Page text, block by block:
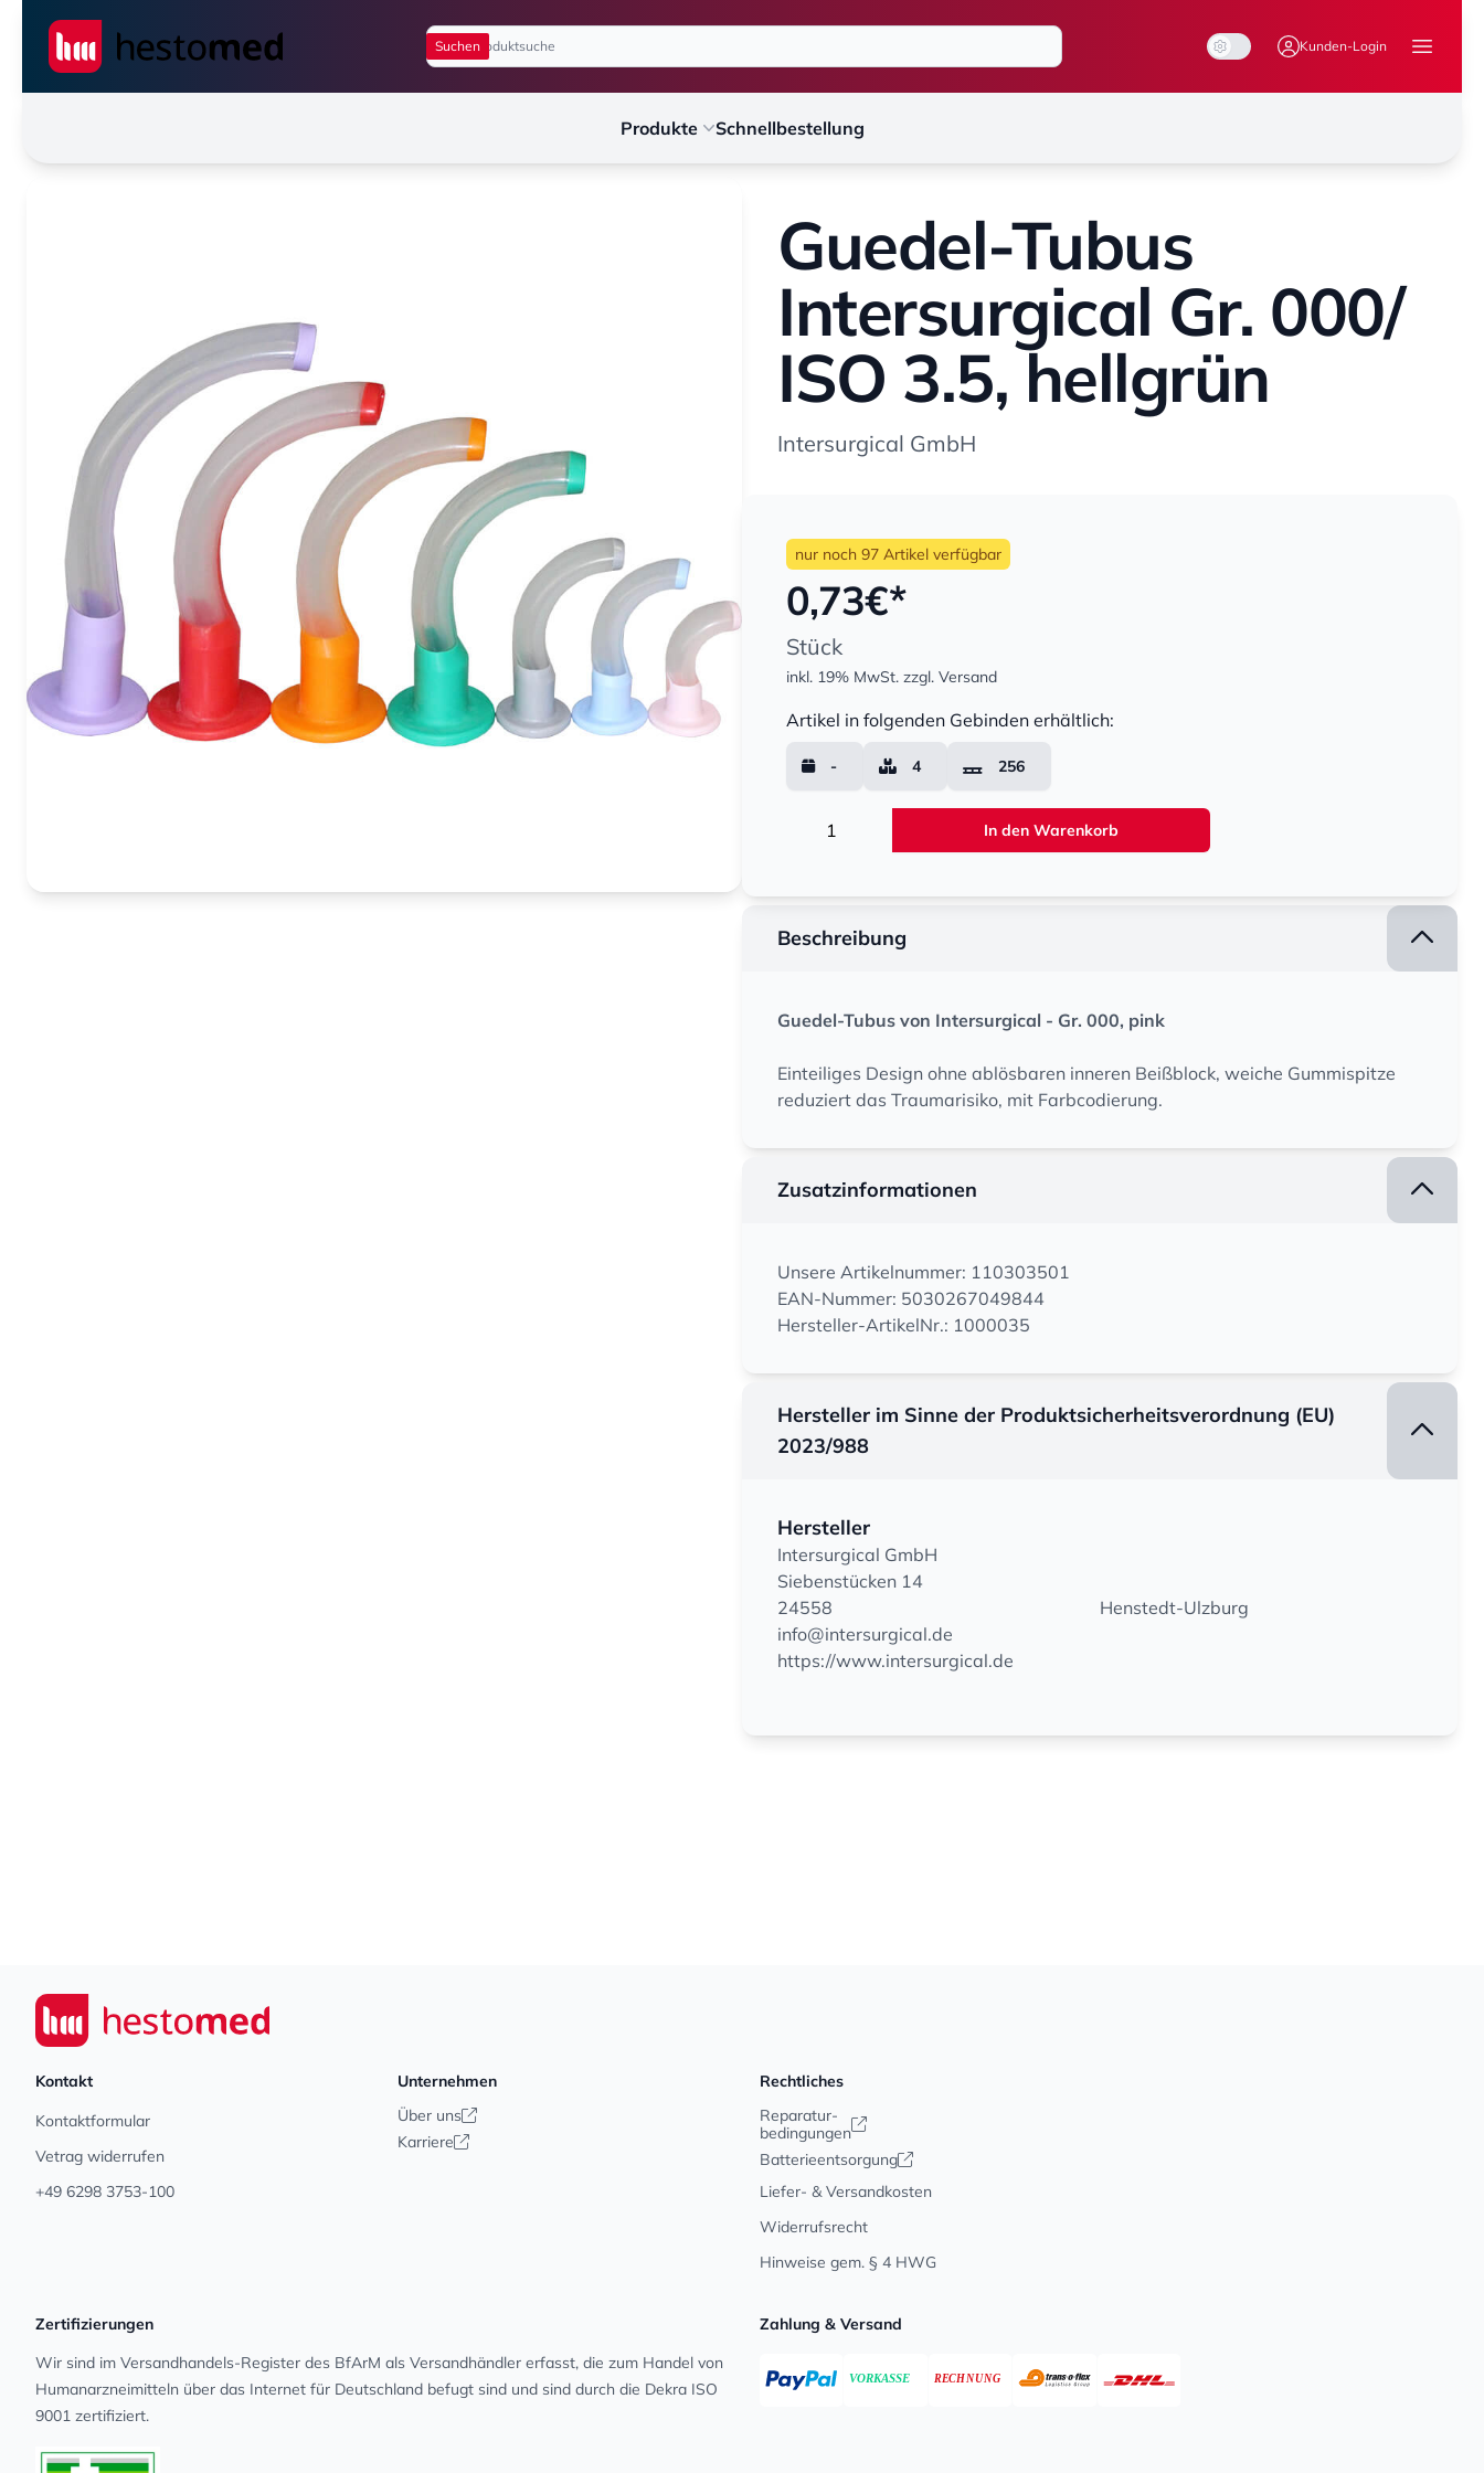
Seiwert GmbH
System Mode
Light Mode
Dark Mode Kunden-Login
Menü
Produkte Schnellbestellung
Guedel-Tubus
Intersurgical Gr. 000/
ISO 3.5, hellgrün
Intersurgical GmbH
nur noch 97 Artikel verfügbar
0,73€*
Stück
inkl. 19% MwSt. zzgl. Versand
Artikel in folgenden Gebinden erhältlich:
- 4 256
In den Warenkorb
Beschreibung
Guedel-Tubus von Intersurgical - Gr. 000, pink
Einteiliges Design ohne ablösbaren inneren Beißblock, weiche Gummispitze
reduziert das Traumarisiko, mit Farbcodierung.
Zusatzinformationen
Unsere Artikelnummer: 110303501
EAN-Nummer: 5030267049844
Hersteller-ArtikelNr.: 1000035
Hersteller im Sinne der Produktsicherheitsverordnung (EU)
2023/988
Hersteller
Intersurgical GmbH
Siebenstücken 14
24558
Henstedt-Ulzburg
info@intersurgical.de
https://www.intersurgical.de
Seiwert GmbH
Kontakt
Kontaktformular
Vetrag widerrufen
+49 6298 3753-100
Unternehmen
Über uns
Karriere
Rechtliches
Reparatur-
bedingungen
Batterieentsorgung
Liefer- & Versandkosten
Widerrufsrecht
Hinweise gem. § 4 HWG
Zertifizierungen
Wir sind im Versandhandels-Register des BfArM als Versandhändler erfasst, die zum Handel von
Human­arz­nei­mit­teln über das Internet für Deutschland befugt sind und sind durch die Dekra ISO
9001 zertifiziert.
Zahlung & Versand